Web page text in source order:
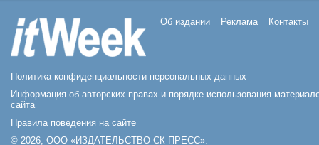
Об издании Реклама Контакты
Политика конфиденциальности персональных данных
Информация об авторских правах и порядке использования
сайта
Правила поведения на сайте
© 2026, ООО «ИЗДАТЕЛЬСТВО СК ПРЕСС».